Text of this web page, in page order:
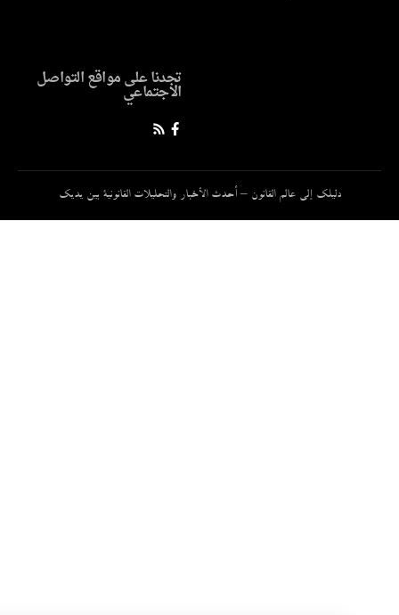
تجدنا على مواقع التواصل
الاجتماعي
دليلك إلى عالم القانون – أحدث الأخبار والتحليلات القانونية بين يديك